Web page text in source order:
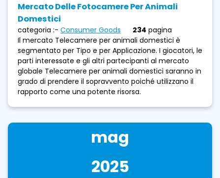
Mercato Delle Fotocamere Per Animali
Domestici
categoria :- Consumer Goods 234 pagina
Il mercato Telecamere per animali domestici è
segmentato per Tipo e per Applicazione. I giocatori, le
parti interessate e gli altri partecipanti al mercato
globale Telecamere per animali domestici saranno in
grado di prendere il sopravvento poiché utilizzano il
rapporto come una potente risorsa.
mag
2025